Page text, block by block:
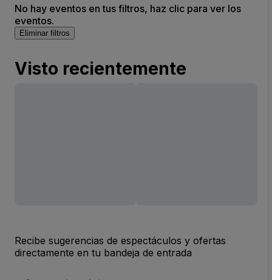
No hay eventos en tus filtros, haz clic para ver los
eventos.
Eliminar filtros
Visto recientemente
Recibe sugerencias de espectáculos y ofertas
directamente en tu bandeja de entrada